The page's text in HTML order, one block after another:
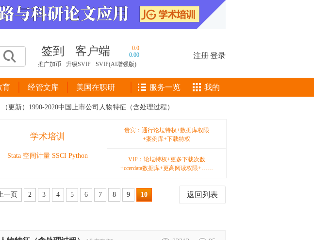
签到 客户端
0.0
0.00
推广加币
升级SVIP SVIP(AI增强版)
注册登录
育 经管文库 美国在职研 服务一览 我的
（更新）1990-2020中国上市公司人物特征（含处理过程）
学术培训
Stata 空间计量 SSCI Python
贵宾：通行论坛特权+数据库权限
+案例库+下载特权
VIP：论坛特权+更多下载次数
+ccerdata数据库+更高阅读权限+……
返回列表
一页 2 3 4 5 6 7 8 9 10